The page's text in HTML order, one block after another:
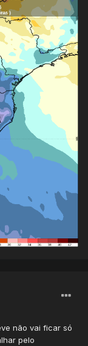
não vai ficar só
pelo